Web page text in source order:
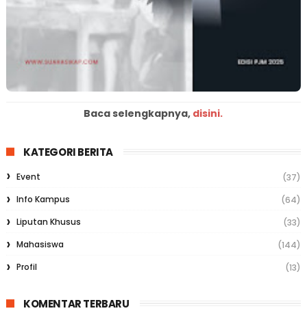
Baca selengkapnya, disini.
KATEGORI BERITA
Event
(37)
Info Kampus
(64)
Liputan Khusus
(33)
Mahasiswa
(144)
Profil
(13)
KOMENTAR TERBARU